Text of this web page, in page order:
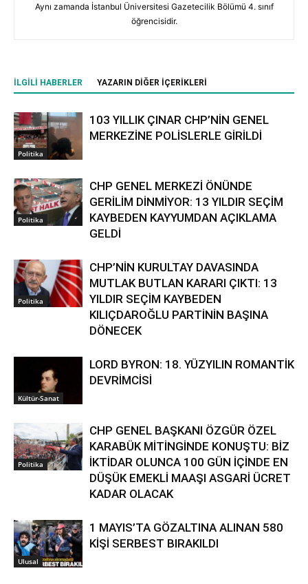
Aynı zamanda İstanbul Üniversitesi Gazetecilik Bölümü 4. sınıf
öğrencisidir.
İLGILI HABERLER YAZARIN DIĞER İÇERIKLERI
Politika
103 YILLIK ÇINAR CHP’NİN GENEL
MERKEZİNE POLİSLERLE GİRİLDİ
Politika
CHP GENEL MERKEZİ ÖNÜNDE
GERİLİM DİNMİYOR: 13 YILDIR SEÇİM
KAYBEDEN KAYYUMDAN AÇIKLAMA
GELDİ
Politika
CHP’NİN KURULTAY DAVASINDA
MUTLAK BUTLAN KARARI ÇIKTI: 13
YILDIR SEÇİM KAYBEDEN
KILIÇDAROĞLU PARTİNİN BAŞINA
DÖNECEK
Kültür-Sanat
LORD BYRON: 18. YÜZYILIN ROMANTİK
DEVRİMCİSİ
Politika
CHP GENEL BAŞKANI ÖZGÜR ÖZEL
KARABÜK MİTİNGİNDE KONUŞTU: BİZ
İKTİDAR OLUNCA 100 GÜN İÇİNDE EN
DÜŞÜK EMEKLİ MAAŞI ASGARİ ÜCRET
KADAR OLACAK
Ulusal
1 MAYIS’TA GÖZALTINA ALINAN 580
KİŞİ SERBEST BIRAKILDI